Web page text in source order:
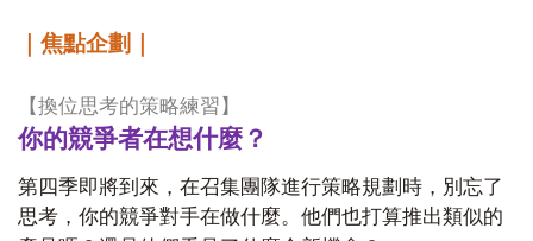
｜焦點企劃｜
【換位思考的策略練習】
你的競爭者在想什麼？
第四季即將到來，在召集團隊進行策略規劃時，別忘了
思考，你的競爭對手在做什麼。他們也打算推出類似的